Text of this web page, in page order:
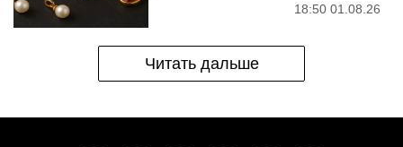
18:50 01.08.26
Читать дальше